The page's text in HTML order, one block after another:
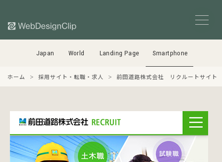
Japan World Landing Page Smartphone
ホーム 採用サイト・転職・求人 前田道路株式会社 リクルートサイト